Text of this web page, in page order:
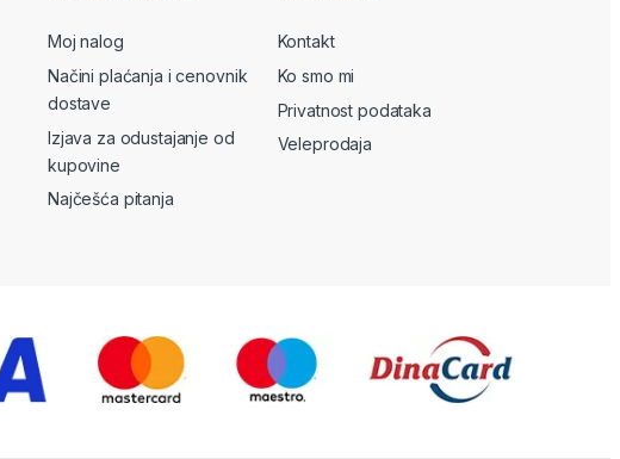
Moj nalog
Načini plaćanja i cenovnik
dostave
Izjava za odustajanje od
kupovine
Najčešća pitanja
Kontakt
Ko smo mi
Privatnost podataka
Veleprodaja